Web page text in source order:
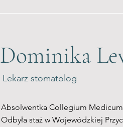
Dominika
Lekarz stomatolog
Absolwentka Collegium
Odbyła staż w Wojewódzkiej